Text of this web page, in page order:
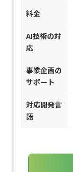
料金
AI技術の対
応
事業企画の
サポート
対応開発言
語